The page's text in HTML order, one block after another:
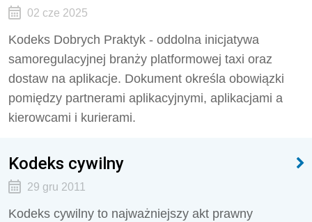
02 cze 2025
Kodeks Dobrych Praktyk - oddolna inicjatywa
samoregulacyjnej branży platformowej taxi oraz
dostaw na aplikacje. Dokument określa obowiązki
pomiędzy partnerami aplikacyjnymi, aplikacjami a
kierowcami i kurierami.
Kodeks cywilny
29 gru 2011
Kodeks cywilny to najważniejszy akt prawny